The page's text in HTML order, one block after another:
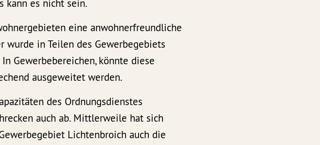
kann es nicht sein.
eine anwohnerfreundliche
wurde in Teilen des Gewerbegebiets
Gewerbebereichen, könnte diese
ausgeweitet werden.
des Ordnungsdienstes
auch ab. Mittlerweile hat sich
Lichtenbroich auch die